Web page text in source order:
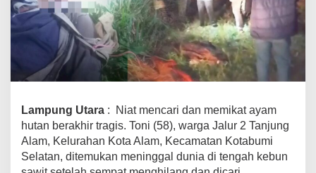
e
j
a
k
P
a
i
W
a
r
Lampung Utara : Niat mencari dan memikat ayam
hutan berakhir tragis. Toni (58), warga Jalur 2 Tanjung
Alam, Kelurahan Kota Alam, Kecamatan Kotabumi
Selatan, ditemukan meninggal dunia di tengah kebun